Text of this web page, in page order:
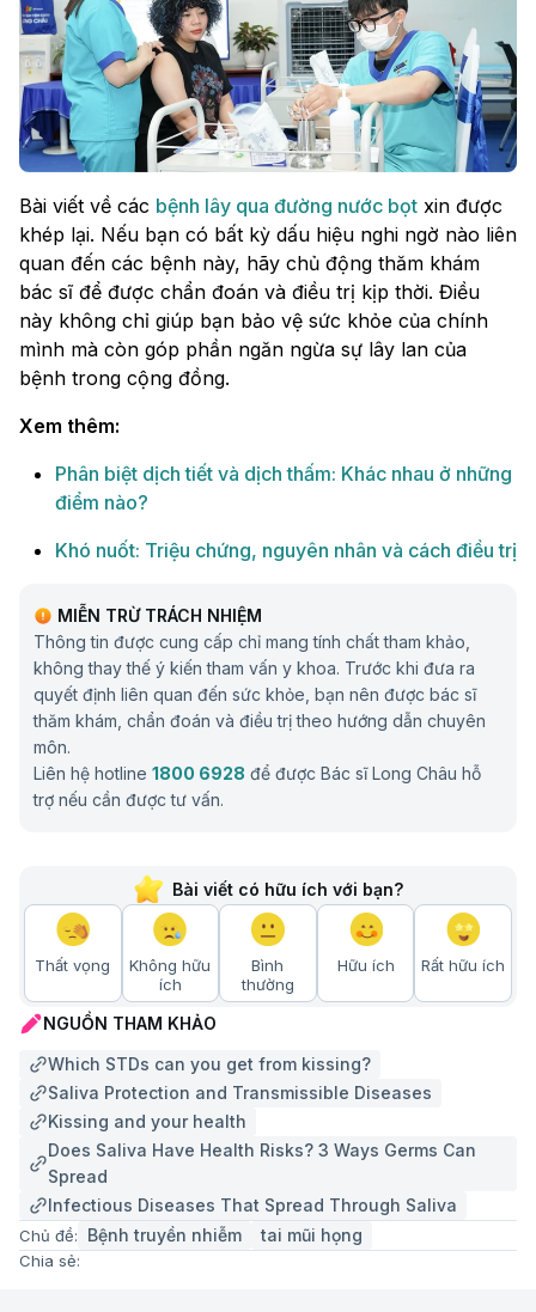
Bài viết về các bệnh lây qua đường nước bọt xin được
khép lại. Nếu bạn có bất kỳ dấu hiệu nghi ngờ nào liên
quan đến các bệnh này, hãy chủ động thăm khám
bác sĩ để được chẩn đoán và điều trị kịp thời. Điều
này không chỉ giúp bạn bảo vệ sức khỏe của chính
mình mà còn góp phần ngăn ngừa sự lây lan của
bệnh trong cộng đồng.
Xem thêm:
Phân biệt dịch tiết và dịch thấm: Khác nhau ở những
điểm nào?
Khó nuốt: Triệu chứng, nguyên nhân và cách điều trị
MIỄN TRỪ TRÁCH NHIỆM
Thông tin được cung cấp chỉ mang tính chất tham khảo,
không thay thế ý kiến tham vấn y khoa. Trước khi đưa ra
quyết định liên quan đến sức khỏe, bạn nên được bác sĩ
thăm khám, chẩn đoán và điều trị theo hướng dẫn chuyên
môn.
Liên hệ hotline 1800 6928 để được Bác sĩ Long Châu hỗ
trợ nếu cần được tư vấn.
Bài viết có hữu ích với bạn?
Thất vọng
Không hữu
ích
Bình
thường
Hữu ích Rất hữu ích
NGUỒN THAM KHẢO
Which STDs can you get from kissing?
Saliva Protection and Transmissible Diseases
Kissing and your health
Does Saliva Have Health Risks? 3 Ways Germs Can
Spread
Infectious Diseases That Spread Through Saliva
Chủ đề: Bệnh truyền nhiễm tai mũi họng
Chia sẻ: